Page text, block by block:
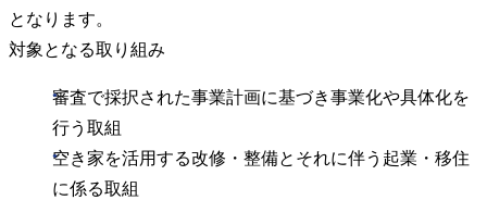
となります。
対象となる取り組み
審査で採択された事業計画に基づき事業化や具体化を
行う取組
空き家を活用する改修・整備とそれに伴う起業・移住
に係る取組